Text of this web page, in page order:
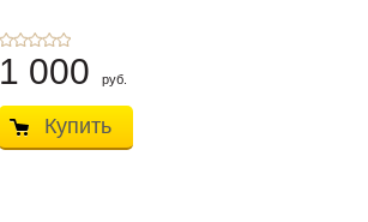
1 000 руб.
Купить